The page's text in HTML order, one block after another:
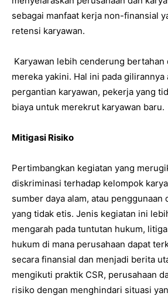
sebagai manfaat kerja non-finansial
retensi karyawan.
Karyawan lebih cenderung bertahan
mereka yakini. Hal ini pada gilirannya
pergantian karyawan, pekerja yang
biaya untuk merekrut karyawan baru.
Mitigasi Risiko
Pertimbangkan kegiatan yang
diskriminasi terhadap kelompok
sumber daya alam, atau penggunaan
yang tidak etis. Jenis kegiatan ini
mengarah pada tuntutan hukum,
hukum di mana perusahaan dapat
secara finansial dan menjadi berita
mengikuti praktik CSR, perusahaan
risiko dengan menghindari situasi